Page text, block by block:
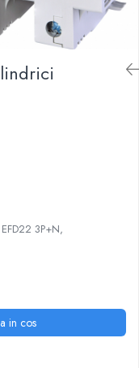
3P+N,
in cos